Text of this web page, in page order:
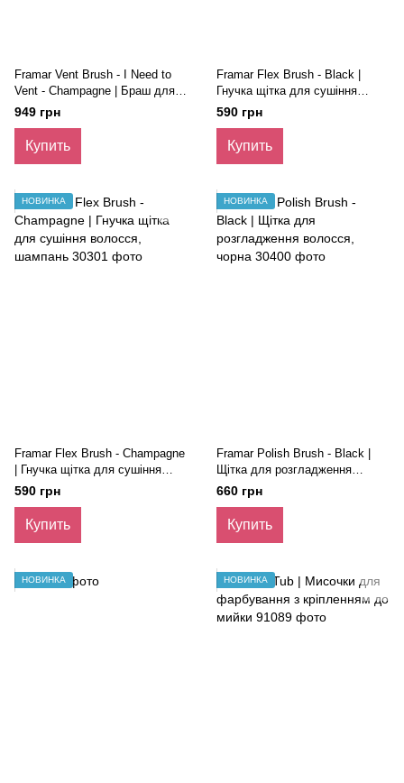
Framar Vent Brush - I Need to
Vent - Champagne | Браш для
сушіння волосся, шампань
949 грн
Купить
Framar Flex Brush - Black |
Гнучка щітка для сушіння
волосся, чорна
590 грн
Купить
НОВИНКА
Framar Flex Brush - Champagne
| Гнучка щітка для сушіння
волосся, шампань
590 грн
Купить
НОВИНКА
Framar Polish Brush - Black |
Щітка для розгладження
волосся, чорна
660 грн
Купить
НОВИНКА НОВИНКА